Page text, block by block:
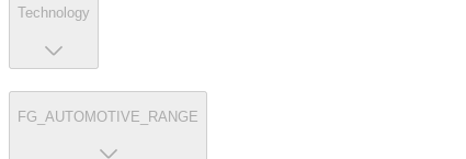
Technology
FG_AUTOMOTIVE_RANGE